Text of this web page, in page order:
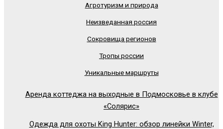
Агротуризм и природа
Неизведанная россия
Сокровища регионов
Тропы россии
Уникальные маршруты
Аренда коттеджа на выходные в Подмосковье в клубе
«Солярис»
Одежда для охоты King Hunter: обзор линейки Winter,